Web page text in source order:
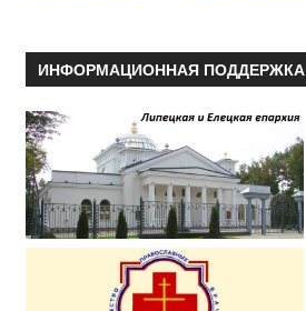
ИНФОРМАЦИОННАЯ ПОДДЕРЖКА